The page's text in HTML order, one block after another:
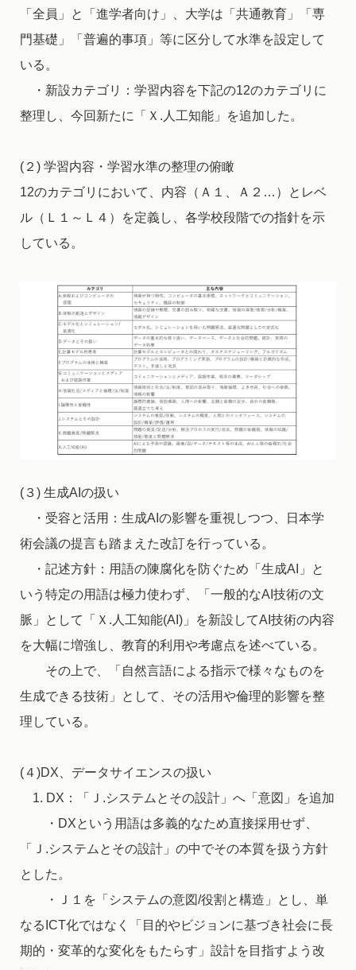
「全員」と「進学者向け」、大学は「共通教育」「専
門基礎」「普遍的事項」等に区分して水準を設定して
いる。
・新設カテゴリ：学習内容を下記の12のカテゴリに
整理し、今回新たに「Ｘ.人工知能」を追加した。
(２) 学習内容・学習水準の整理の俯瞰
12のカテゴリにおいて、内容（Ａ１、Ａ２…）とレベ
ル（Ｌ１～Ｌ４）を定義し、各学校段階での指針を示
している。
(３) 生成AIの扱い
・受容と活用：生成AIの影響を重視しつつ、日本学
術会議の提言も踏まえた改訂を行っている。
・記述方針：用語の陳腐化を防ぐため「生成AI」と
いう特定の用語は極力使わず、「一般的なAI技術の文
脈」として「Ｘ.人工知能(AI)」を新設してAI技術の内容
を大幅に増強し、教育的利用や考慮点を述べている。
その上で、「自然言語による指示で様々なものを
生成できる技術」として、その活用や倫理的影響を整
理している。
(４)DX、データサイエンスの扱い
1. DX：「Ｊ.システムとその設計」へ「意図」を追加
・DXという用語は多義的なため直接採用せず、
「Ｊ.システムとその設計」の中でその本質を扱う方針
とした。
・Ｊ１を「システムの意図/役割と構造」とし、単
なるICT化ではなく「目的やビジョンに基づき社会に長
期的・変革的な変化をもたらす」設計を目指すよう改